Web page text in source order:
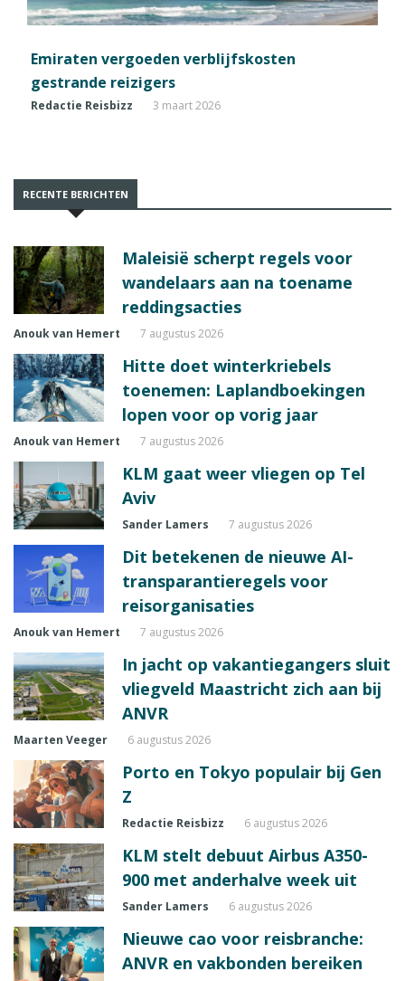
Emiraten vergoeden verblijfskosten
gestrande reizigers
Redactie Reisbizz 3 maart 2026
RECENTE BERICHTEN
Maleisië scherpt regels voor
wandelaars aan na toename
reddingsacties
Anouk van Hemert 7 augustus 2026
Hitte doet winterkriebels
toenemen: Laplandboekingen
lopen voor op vorig jaar
Anouk van Hemert 7 augustus 2026
KLM gaat weer vliegen op Tel
Aviv
Sander Lamers 7 augustus 2026
Dit betekenen de nieuwe AI-
transparantieregels voor
reisorganisaties
Anouk van Hemert 7 augustus 2026
In jacht op vakantiegangers sluit
vliegveld Maastricht zich aan bij
ANVR
Maarten Veeger 6 augustus 2026
Porto en Tokyo populair bij Gen
Z
Redactie Reisbizz 6 augustus 2026
KLM stelt debuut Airbus A350-
900 met anderhalve week uit
Sander Lamers 6 augustus 2026
Nieuwe cao voor reisbranche:
ANVR en vakbonden bereiken